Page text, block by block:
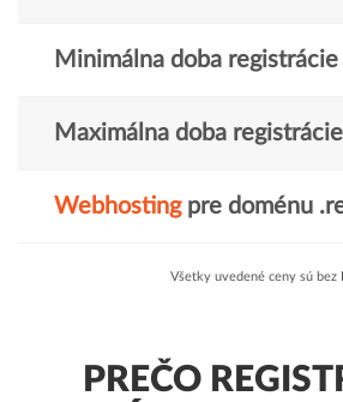
Minimálna doba
Maximálna doba
Webhostingpre doménu
Všetky uvedené ceny sú bez
PREČO